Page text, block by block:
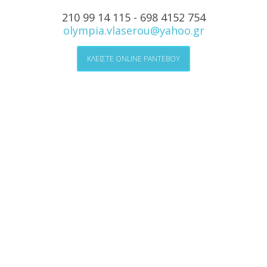
210 99 14 115 - 698 4152 754
olympia.vlaserou@yahoo.gr
ΚΛΕΙΣΤΕ ONLINE ΡΑΝΤΕΒΟΥ